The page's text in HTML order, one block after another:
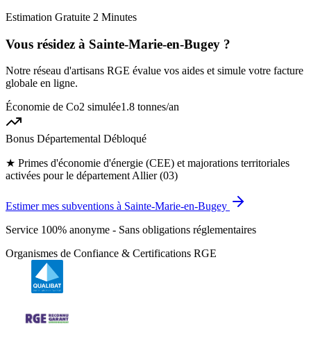
Estimation Gratuite 2 Minutes
Vous résidez à Sainte-Marie-en-Bugey ?
Notre réseau d'artisans RGE évalue vos aides et simule votre facture
globale en ligne.
Économie de Co2 simulée1.8 tonnes/an
Bonus Départemental Débloqué
★ Primes d'économie d'énergie (CEE) et majorations territoriales
activées pour le département Allier (03)
Estimer mes subventions à Sainte-Marie-en-Bugey
Service 100% anonyme - Sans obligations réglementaires
Organismes de Confiance & Certifications RGE